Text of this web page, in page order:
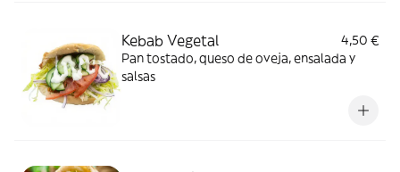
Kebab Vegetal
4,50 €
Pan tostado, queso de oveja, ensalada y
salsas